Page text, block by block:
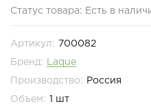
Статус товара: Есть в
Артикул: 700082
Бренд: Laque
Производство: Россия
Объем: 1 шт